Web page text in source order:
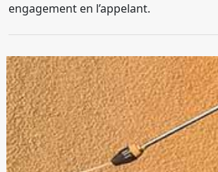
engagement en l’appelant.